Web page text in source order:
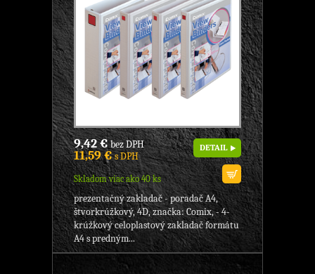
9,42 €bez DPH
11,59 €s DPH
Skladom viac ako 40 ks
DETAIL
prezentačný zakladač - poradač A4,
štvorkrúžkový, 4D, značka: Comix, - 4-
krúžkový celoplastový zakladač formátu
A4 s predným...